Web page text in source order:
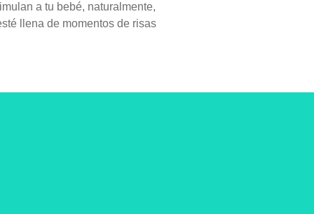
a tu bebé, naturalmente,
llena de momentos de risas